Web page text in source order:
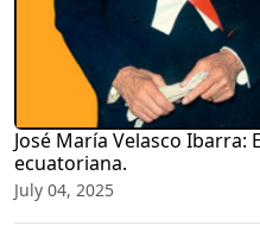
José María Velasco
ecuatoriana.
July 04, 2025